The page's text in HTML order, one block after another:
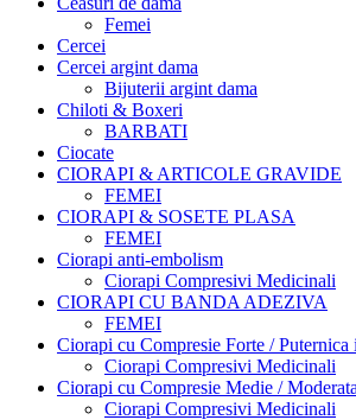
Femei
Cercei
Cercei argint dama
Bijuterii argint dama
Chiloti & Boxeri
BARBATI
Ciocate
CIORAPI & ARTICOLE GRAVIDE
FEMEI
CIORAPI & SOSETE PLASA
FEMEI
Ciorapi anti-embolism
Ciorapi Compresivi Medicinali
CIORAPI CU BANDA ADEZIVA
FEMEI
Ciorapi cu Compresie Forte /
Ciorapi Compresivi Medicinali
Ciorapi cu Compresie Medie /
Ciorapi Compresivi Medicinali